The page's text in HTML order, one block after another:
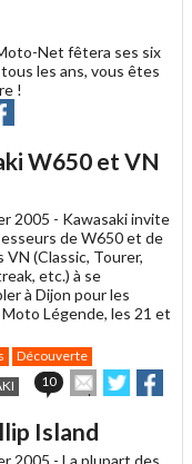
Net fêtera ses six
les ans, vous êtes
!
W650 et VN
2005 - Kawasaki invite
de W650 et de
VN (Classic, Tourer,
etc.) à se
à Dijon pour les
Légende, les 21 et
Découverte
10
Envoyer
cet
à
un
Partager
sur sur
Island
2005 - La plupart des